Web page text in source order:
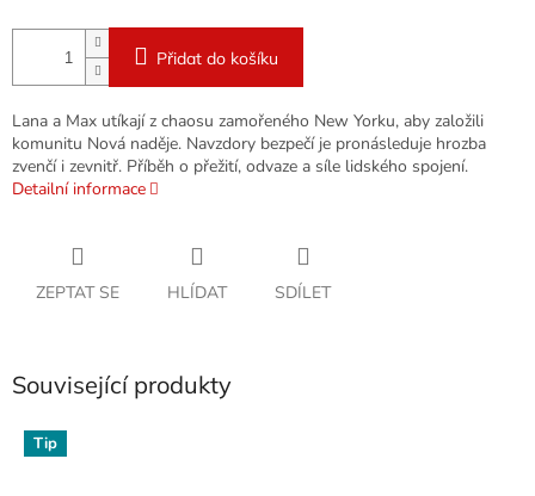
Přidat do košíku
Lana a Max utíkají z chaosu zamořeného New Yorku, aby založili
komunitu Nová naděje. Navzdory bezpečí je pronásleduje hrozba
zvenčí i zevnitř. Příběh o přežití, odvaze a síle lidského spojení.
Detailní informace
ZEPTAT SE HLÍDAT SDÍLET
Související produkty
Tip